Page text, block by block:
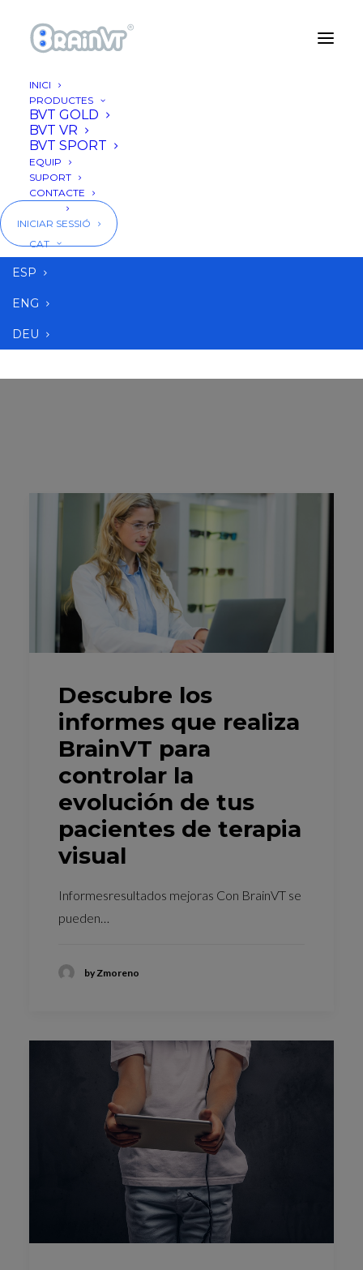
INICI
PRODUCTES
BVT GOLD
BVT VR
BVT SPORT
EQUIP
SUPORT
CONTACTE
INICIAR SESSIÓ
CAT
ESP
ENG
DEU
resultados mejoras
Descubre los
informes que realiza
BrainVT para
controlar la
evolución de tus
pacientes de terapia
visual
Informesresultados mejoras Con BrainVT se
pueden…
by Zmoreno